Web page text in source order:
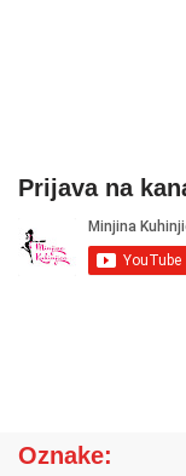
Prijava na
Oznake: